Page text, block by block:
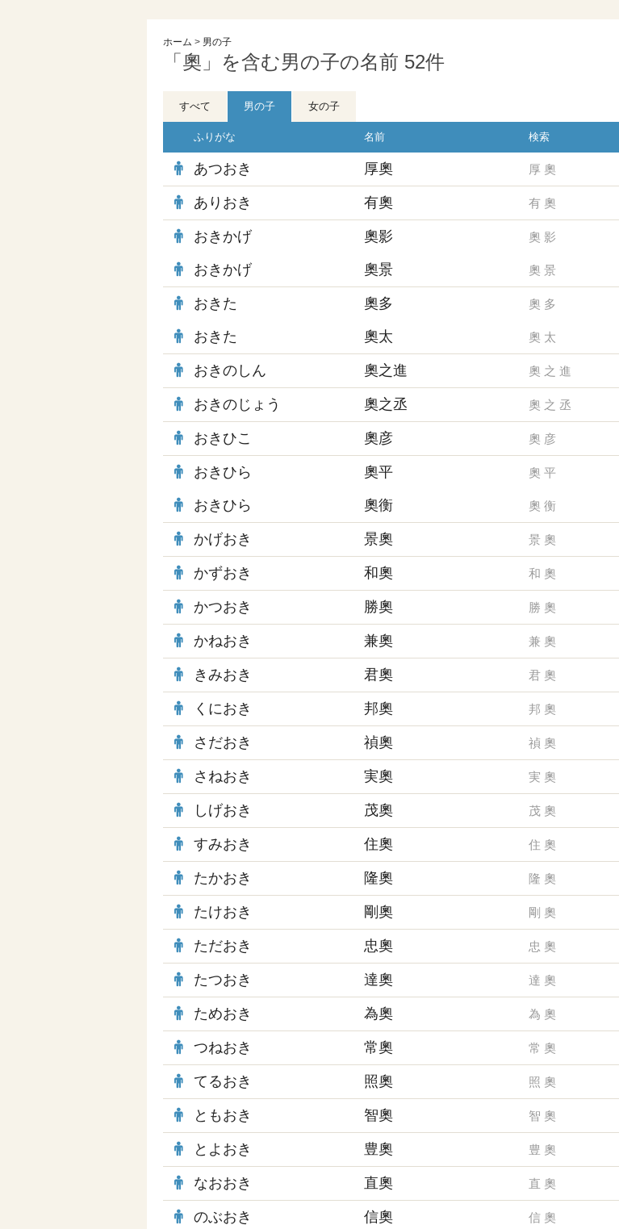
ホーム > 男の子
「奧」を含む男の子の名前 52件
すべて 男の子 女の子
ふりがな 名前 検索
あつおき 厚奧 厚 奧
ありおき 有奧 有 奧
おきかげ 奧影 奧 影
おきかげ 奧景 奧 景
おきた 奧多 奧 多
おきた 奧太 奧 太
おきのしん 奧之進 奧 之 進
おきのじょう 奧之丞 奧 之 丞
おきひこ 奧彦 奧 彦
おきひら 奧平 奧 平
おきひら 奧衡 奧 衡
かげおき 景奧 景 奧
かずおき 和奧 和 奧
かつおき 勝奧 勝 奧
かねおき 兼奧 兼 奧
きみおき 君奧 君 奧
くにおき 邦奧 邦 奧
さだおき 禎奧 禎 奧
さねおき 実奧 実 奧
しげおき 茂奧 茂 奧
すみおき 住奧 住 奧
たかおき 隆奧 隆 奧
たけおき 剛奧 剛 奧
ただおき 忠奧 忠 奧
たつおき 達奧 達 奧
ためおき 為奧 為 奧
つねおき 常奧 常 奧
てるおき 照奧 照 奧
ともおき 智奧 智 奧
とよおき 豊奧 豊 奧
なおおき 直奧 直 奧
のぶおき 信奧 信 奧